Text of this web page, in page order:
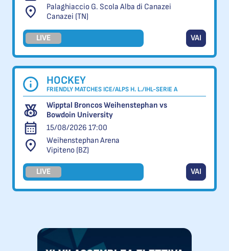
Palaghiaccio G. Scola Alba di Canazei
Canazei (TN)
LIVE VAI
HOCKEY
FRIENDLY MATCHES ICE/ALPS H. L./IHL-SERIE A
Wipptal Broncos Weihenstephan vs
Bowdoin University
15/08/2026 17:00
Weihenstephan Arena
Vipiteno (BZ)
LIVE VAI